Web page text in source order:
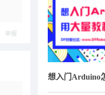
举报
想入门Arduino